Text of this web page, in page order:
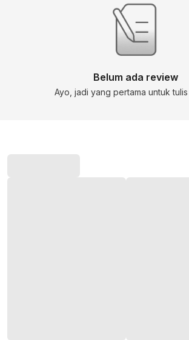
Belum ada review
Ayo, jadi yang pertama untuk